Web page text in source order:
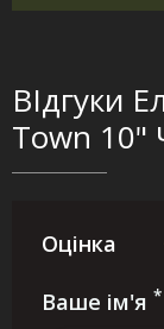
ВІдгуки
Town 10"
Оцінка
Ваше ім'я *